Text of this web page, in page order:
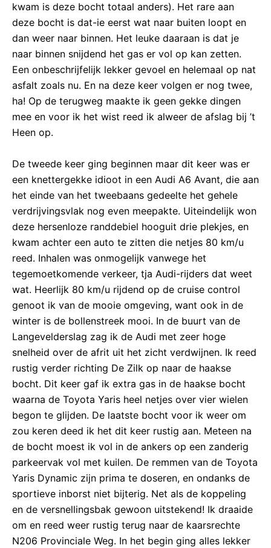
kwam is deze bocht totaal anders). Het rare aan
deze bocht is dat-ie eerst wat naar buiten loopt en
dan weer naar binnen. Het leuke daaraan is dat je
naar binnen snijdend het gas er vol op kan zetten.
Een onbeschrijfelijk lekker gevoel en helemaal op nat
asfalt zoals nu. En na deze keer volgen er nog twee,
ha! Op de terugweg maakte ik geen gekke dingen
mee en voor ik het wist reed ik alweer de afslag bij ’t
Heen op.
De tweede keer ging beginnen maar dit keer was er
een knettergekke idioot in een Audi A6 Avant, die aan
het einde van het tweebaans gedeelte het gehele
verdrijvingsvlak nog even meepakte. Uiteindelijk won
deze hersenloze randdebiel hooguit drie plekjes, en
kwam achter een auto te zitten die netjes 80 km/u
reed. Inhalen was onmogelijk vanwege het
tegemoetkomende verkeer, tja Audi-rijders dat weet
wat. Heerlijk 80 km/u rijdend op de cruise control
genoot ik van de mooie omgeving, want ook in de
winter is de bollenstreek mooi. In de buurt van de
Langevelderslag zag ik de Audi met zeer hoge
snelheid over de afrit uit het zicht verdwijnen. Ik reed
rustig verder richting De Zilk op naar de haakse
bocht. Dit keer gaf ik extra gas in de haakse bocht
waarna de Toyota Yaris heel netjes over vier wielen
begon te glijden. De laatste bocht voor ik weer om
zou keren deed ik het dit keer rustig aan. Meteen na
de bocht moest ik vol in de ankers op een zanderig
parkeervak vol met kuilen. De remmen van de Toyota
Yaris Dynamic zijn prima te doseren, en ondanks de
sportieve inborst niet bijterig. Net als de koppeling
en de versnellingsbak gewoon uitstekend! Ik draaide
om en reed weer rustig terug naar de kaarsrechte
N206 Provinciale Weg. In het begin ging alles lekker